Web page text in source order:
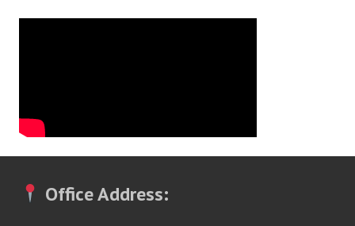
Office Address: